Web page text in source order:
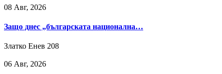
08 Авг, 2026
Защо днес „българската национална…
Златко Енев 208
06 Авг, 2026